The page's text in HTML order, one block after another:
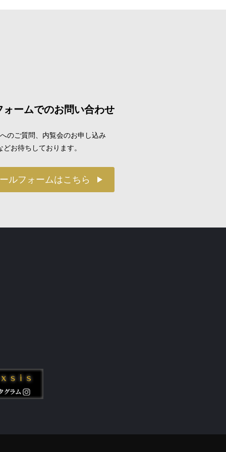
ォームでのお問い合わせ
のご質問、内覧会のお申し込み
どお待ちしております。
ルフォームはこちら